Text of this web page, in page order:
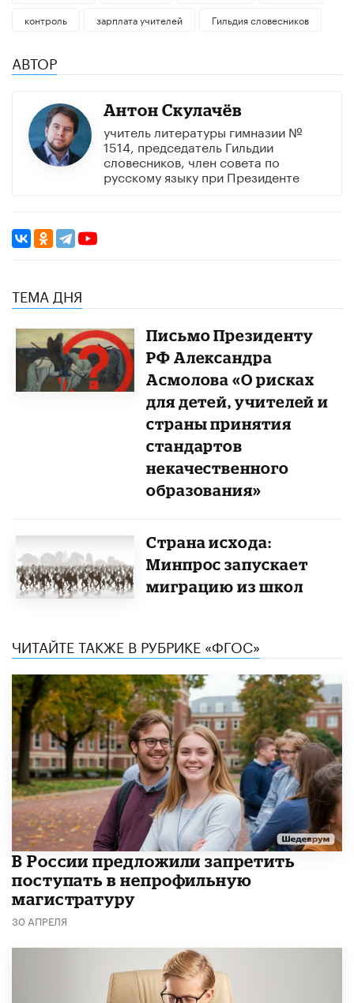
контроль
зарплата учителей Гильдия словесников
АВТОР
Антон Скулачёв
учитель литературы гимназии №
1514, председатель Гильдии
словесников, член совета по
русскому языку при Президенте
ТЕМА ДНЯ
Письмо Президенту
РФ Александра
Асмолова «О рисках
для детей, учителей и
страны принятия
стандартов
некачественного
образования»
Страна исхода:
Минпрос запускает
миграцию из школ
ЧИТАЙТЕ ТАКЖЕ В РУБРИКЕ «ФГОС»
В России предложили запретить
поступать в непрофильную
магистратуру
30 АПРЕЛЯ